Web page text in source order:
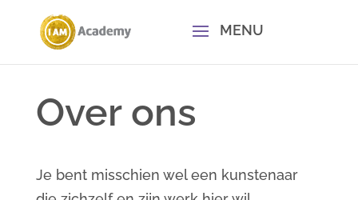
Over ons
Je bent misschien wel een kunstenaar